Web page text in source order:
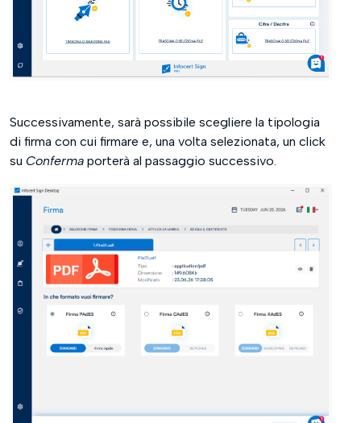
Successivamente, sarà possibile scegliere la tipologia
di firma con cui firmare e, una volta selezionata, un click
su Conferma porterà al passaggio successivo.